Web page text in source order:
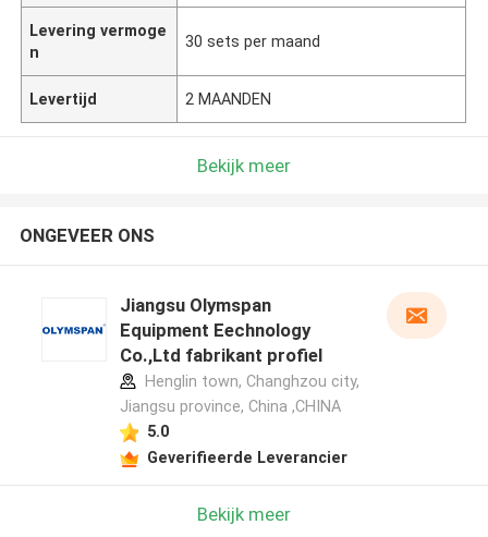
Levering vermoge
n
30 sets per maand
Levertijd 2 MAANDEN
Bekijk meer
ONGEVEER ONS
Jiangsu Olymspan
Equipment Eechnology
Co.,Ltd fabrikant profiel
Henglin town, Changhzou city,
Jiangsu province, China ,CHINA
5.0
Geverifieerde Leverancier
Bekijk meer